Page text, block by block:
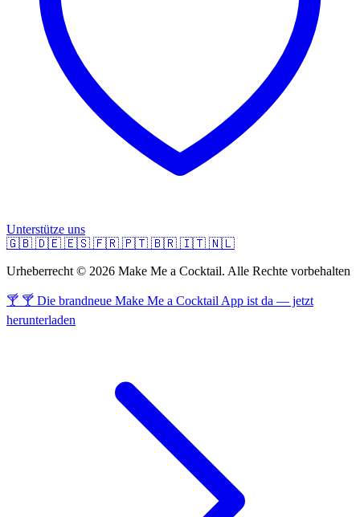
Unterstütze uns
🇬🇧 🇩🇪 🇪🇸 🇫🇷 🇵🇹 🇧🇷 🇮🇹 🇳🇱
Urheberrecht © 2026 Make Me a Cocktail. Alle Rechte vorbehalten
🍸 🍸 Die brandneue Make Me a Cocktail App ist da — jetzt
herunterladen